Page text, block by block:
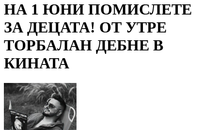
НА 1 ЮНИ ПОМИСЛЕТЕ
ЗА ДЕЦАТА! ОТ УТРЕ
ТОРБАЛАН ДЕБНЕ В
КИНАТА